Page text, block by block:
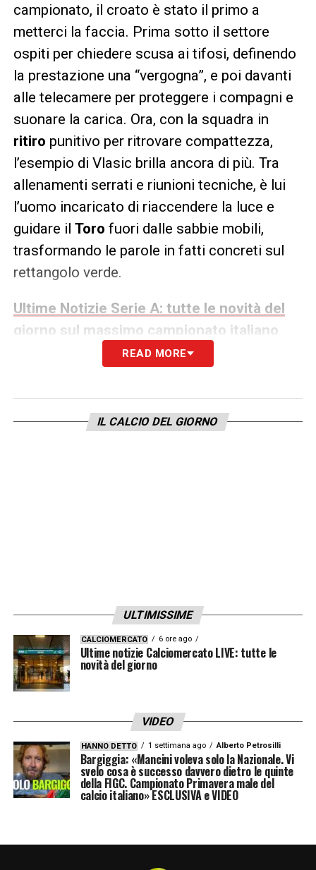
campionato, il croato è stato il primo a
metterci la faccia. Prima sotto il settore
ospiti per chiedere scusa ai tifosi, definendo
la prestazione una “vergogna”, e poi davanti
alle telecamere per proteggere i compagni e
suonare la carica. Ora, con la squadra in
ritiro punitivo per ritrovare compattezza,
l’esempio di Vlasic brilla ancora di più. Tra
allenamenti serrati e riunioni tecniche, è lui
l’uomo incaricato di riaccendere la luce e
guidare il Toro fuori dalle sabbie mobili,
trasformando le parole in fatti concreti sul
rettangolo verde.
Ultime Notizie Serie A: tutte le novità del
giorno sul massimo campionato italiano
READ MORE
IL CALCIO DEL GIORNO
ULTIMISSIME
CALCIOMERCATO 6 ore ago
Ultime notizie Calciomercato LIVE: tutte le
novità del giorno
VIDEO
HANNO DETTO 1 settimana ago Alberto Petrosilli
Bargiggia: «Mancini voleva solo la Nazionale. Vi
svelo cosa è successo davvero dietro le quinte
della FIGC. Campionato Primavera male del
calcio italiano» ESCLUSIVA e VIDEO